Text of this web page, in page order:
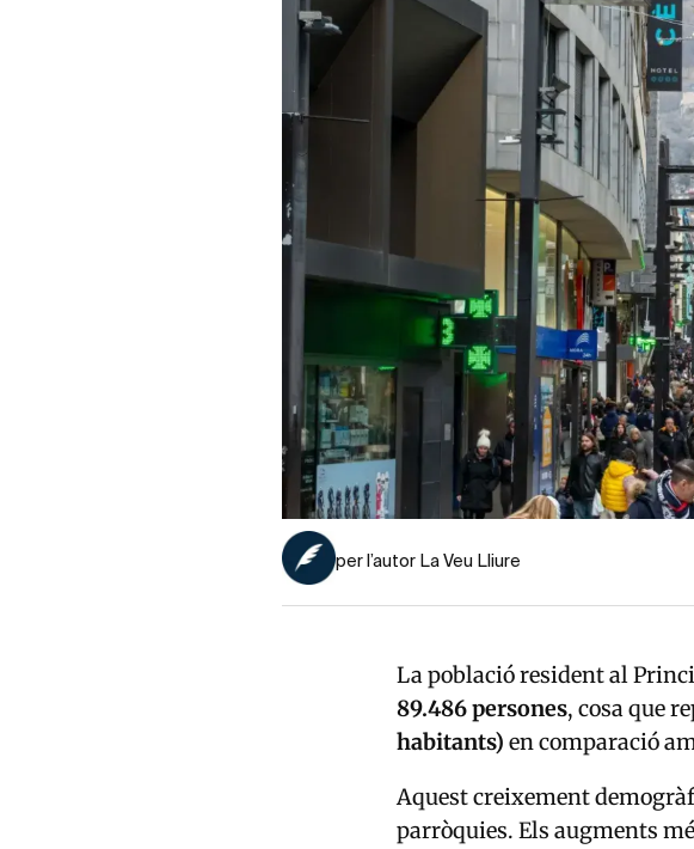
per l’autor La Veu Lliure
La població resident al
89.486 persones, cosa que
habitants) en comparació
Aquest creixement
parròquies. Els augments